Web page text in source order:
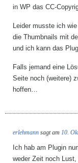
in WP das CC-
Leider musste ich
die Thumbnails mit
und ich kann das
Falls jemand eine
Seite noch (weitere)
hoffen…
erlehmann sagt am 10.
Ich hab am Plugin
weder Zeit noch